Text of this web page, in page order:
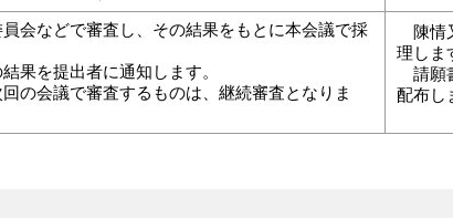
会などで審査し、その結果をもとに本会議で採
果を提出者に通知します。
の会議で審査するものは、継続審査となりま
陳情
理しま
請願
配布し